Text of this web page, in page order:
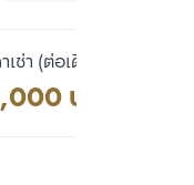
เช่า (ต่อเดือน)
บาท